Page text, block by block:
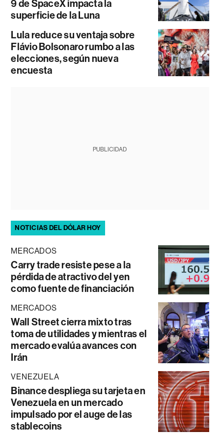
9 de SpaceX impacta la
superficie de la Luna
Lula reduce su ventaja sobre
Flávio Bolsonaro rumbo a las
elecciones, según nueva
encuesta
PUBLICIDAD
NOTICIAS DEL DÓLAR HOY
MERCADOS
Carry trade resiste pese a la
pérdida de atractivo del yen
como fuente de financiación
MERCADOS
Wall Street cierra mixto tras
toma de utilidades y mientras el
mercado evalúa avances con
Irán
VENEZUELA
Binance despliega su tarjeta en
Venezuela en un mercado
impulsado por el auge de las
stablecoins